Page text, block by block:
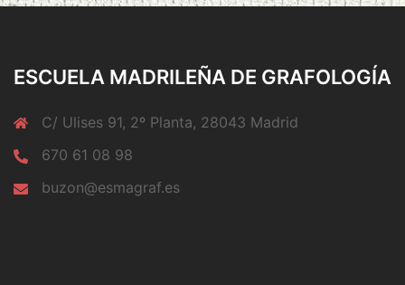
ESCUELA MADRILEÑA DE GRAFOLOGÍA
C/ Ulises 91, 2º Planta, 28043 Madrid
670 61 08 98
buzon@esmagraf.es